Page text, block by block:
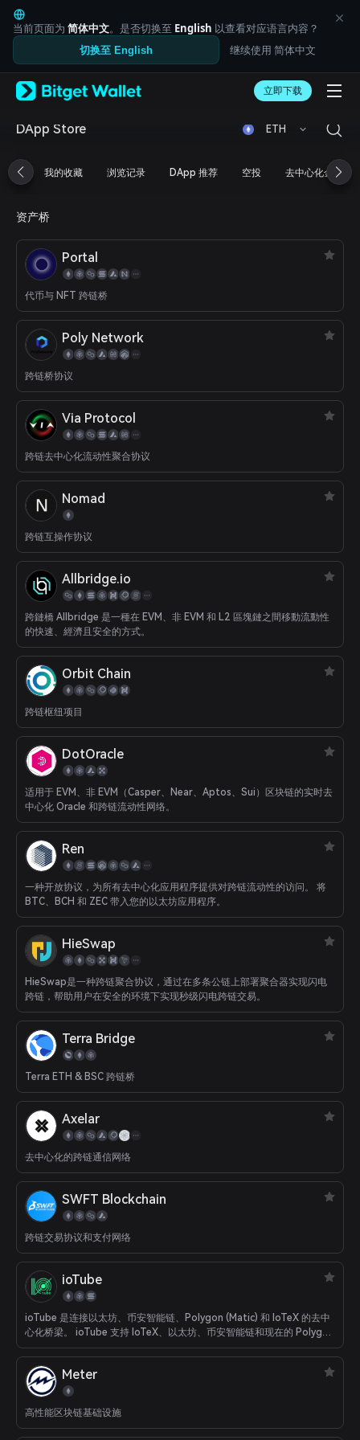
English
日本語
Tiếng Việt
Русский
Español (Latinoamérica)
Türkçe
Français
简体中文
繁體中文
Bahasa Indonesia
ภาษาไทย
العربية
Español
Português (Brasil)
Español (Argentina)
当前页面为 简体中文。是否切换至 English 以查看对应语言内容？
切换至 English 继续使用 简体中文
立即下载
DApp Store ETH
我的收藏 浏览记录 DApp 推荐 空投 去中心化金融
资产桥
Portal
代币与 NFT 跨链桥
Poly Network
跨链桥协议
Via Protocol
跨链去中心化流动性聚合协议
Nomad
跨链互操作协议
Allbridge.io
跨鏈橋 Allbridge 是一種在 EVM、非 EVM 和 L2 區塊鏈之間移動流動性
的快速、經濟且安全的方式。
Orbit Chain
跨链枢纽项目
DotOracle
适用于 EVM、非 EVM（Casper、Near、Aptos、Sui）区块链的实时去
中心化 Oracle 和跨链流动性网络。
Ren
一种开放协议，为所有去中心化应用程序提供对跨链流动性的访问。 将
BTC、BCH 和 ZEC 带入您的以太坊应用程序。
HieSwap
HieSwap是一种跨链聚合协议，通过在多条公链上部署聚合器实现闪电
跨链，帮助用户在安全的环境下实现秒级闪电跨链交易。
Terra Bridge
Terra ETH & BSC 跨链桥
Axelar
去中心化的跨链通信网络
SWFT Blockchain
跨链交易协议和支付网络
ioTube
ioTube 是连接以太坊、币安智能链、Polygon (Matic) 和 IoTeX 的去中
心化桥梁。 ioTube 支持 IoTeX、以太坊、币安智能链和现在的 Polygon
之间的双向代币交换！
Meter
高性能区块链基础设施